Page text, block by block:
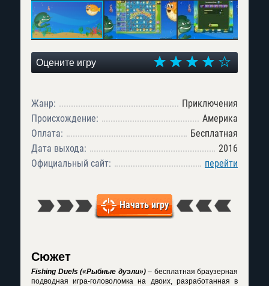
Оцените игру
Жанр:
Приключения
Происхождение:
Америка
Оплата:
Бесплатная
Дата выхода:
2016
Официальный сайт:
перейти
Начать игру
Сюжет
Fishing Duels («Рыбные дуэли»)– бесплатная браузерная
подводная игра-головоломка на двоих, разработанная в